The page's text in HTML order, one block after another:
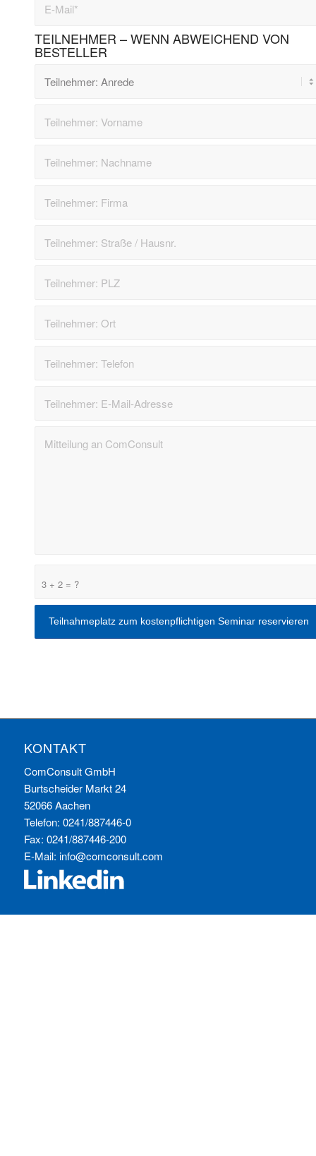
TEILNEHMER – WENN ABWEICHEND VON
BESTELLER
3 + 2 = ?
KONTAKT
ComConsult GmbH
Burtscheider Markt 24
52066 Aachen
Telefon: 0241/887446-0
Fax: 0241/887446-200
E-Mail: info@comconsult.com